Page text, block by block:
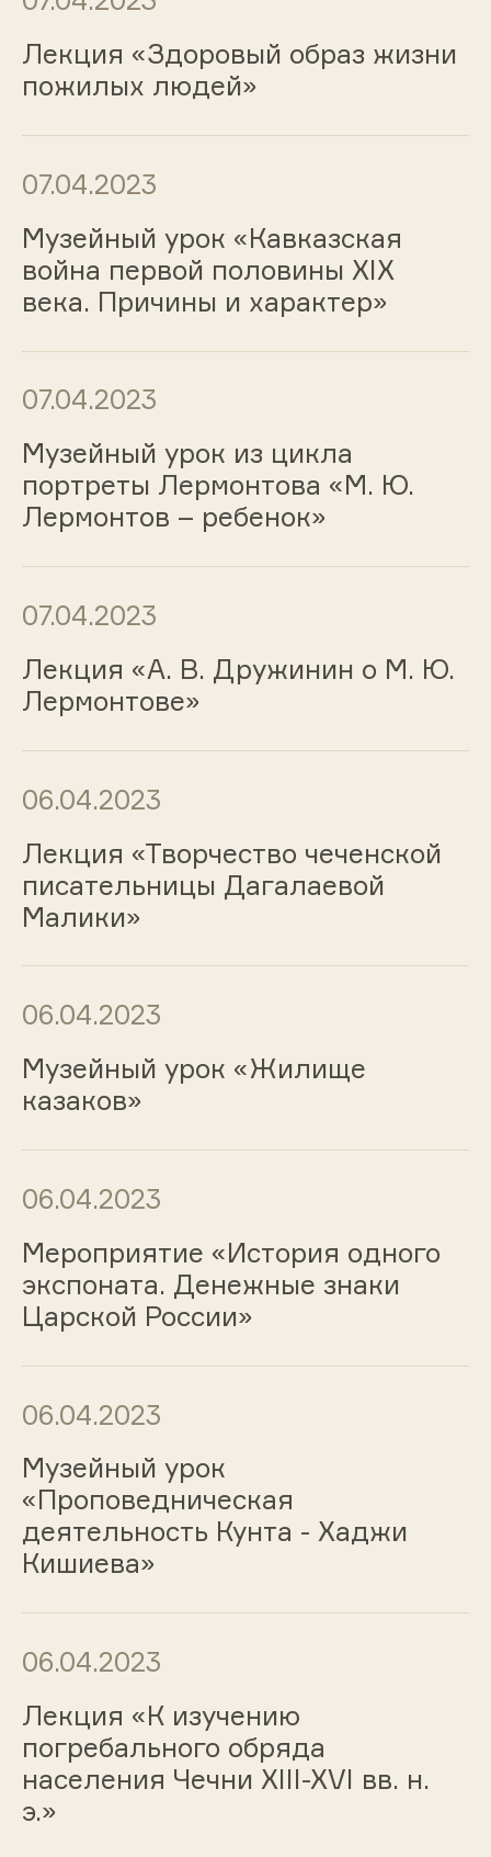
Лекция «Здоровый образ жизни
пожилых людей»
07.04.2023
Музейный урок «Кавказская
война первой половины ХIХ
века. Причины и характер»
07.04.2023
Музейный урок из цикла
портреты Лермонтова «М. Ю.
Лермонтов – ребенок»
07.04.2023
Лекция «А. В. Дружинин о М. Ю.
Лермонтове»
06.04.2023
Лекция «Творчество чеченской
писательницы Дагалаевой
Малики»
06.04.2023
Музейный урок «Жилище
казаков»
06.04.2023
Мероприятие «История одного
экспоната. Денежные знаки
Царской России»
06.04.2023
Музейный урок
«Проповедническая
деятельность Кунта - Хаджи
Кишиева»
06.04.2023
Лекция «К изучению
погребального обряда
населения Чечни XIII-XVI вв. н.
э.»